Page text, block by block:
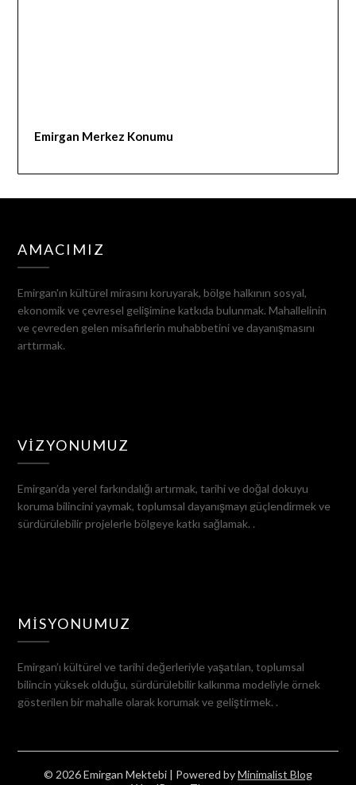
Emirgan Merkez Konumu
AMACIMIZ
Emirgan'ın kültürel mirasını koruyarak, bölge halkının sosyal,
ekonomik ve çevresel gelişimine katkıda bulunmak. Mahallelinin
ve çevreden gelen misafirlerin muhabbetini ve dayanışmasını
arttırmak.
VIZYONUMUZ
Emirgan’da yerel farkındalığı artırmak, tarihi ve doğal dokuyu
koruma bilincini yaymak, toplumsal dayanışmayı güçlendirmek ve
sürdürülebilir projelerle bölgeye katkı sağlamak. .
MISYONUMUZ
Emirgan’ı kültürel ve tarihi değerleriyle yaşatılan, toplumsal
bilincin yüksek olduğu, sürdürülebilir kalkınma modeliyle örnek
gösterilen bir mahalle olarak korumak ve geliştirmek. .
© 2026 Emirgan Mektebi | Powered byMinimalist Blog